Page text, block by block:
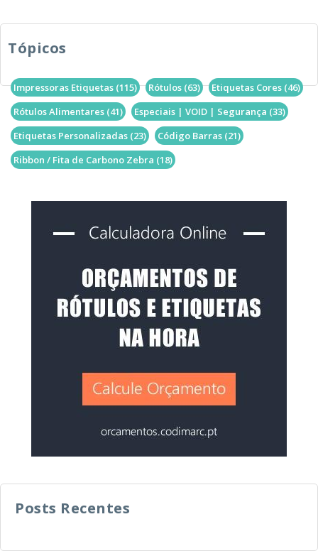
Tópicos
Impressoras Etiquetas (115) Rótulos (63) Etiquetas Cores (46)
Rótulos Alimentares (41) Especiais | VOID | Segurança (33)
Etiquetas Personalizadas (23) Código Barras (21)
Ribbon / Fita de Carbono Zebra (18)
Posts Recentes